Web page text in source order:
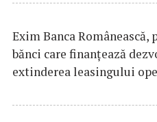
Exim Banca
bănci care finanțează
extinderea leasingului